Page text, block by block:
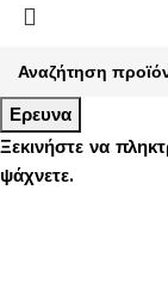
Ερευνα
Ξεκινήστε να
ψάχνετε.